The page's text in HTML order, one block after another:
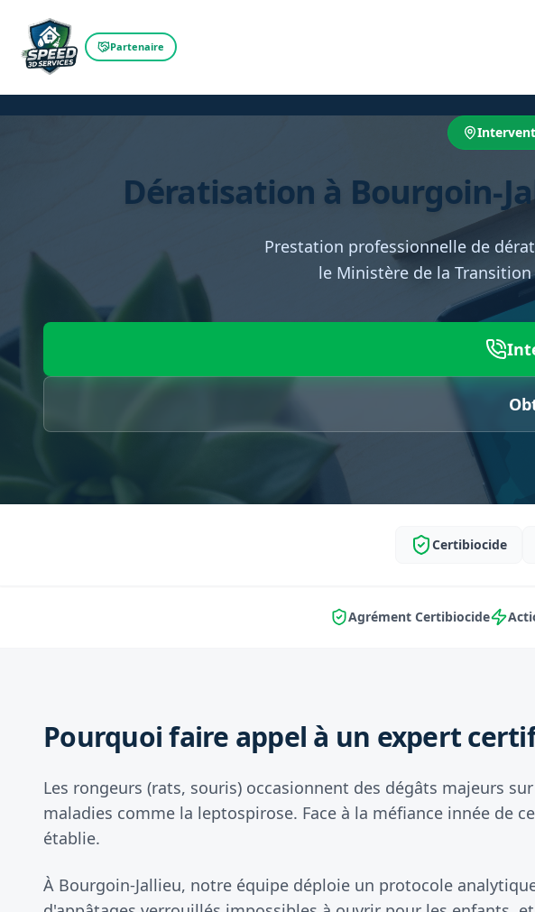
Partenaire
Dératisation à Bourgoin-
Prestation professionnelle de
le Ministère de la
Certibiocide
Agrément Certibiocide
Pourquoi faire appel à un expert
Les rongeurs (rats, souris) occasionnent des dégâts majeurs
maladies comme la leptospirose. Face à la méfiance innée de
établie.
À Bourgoin-Jallieu, notre équipe déploie un protocole